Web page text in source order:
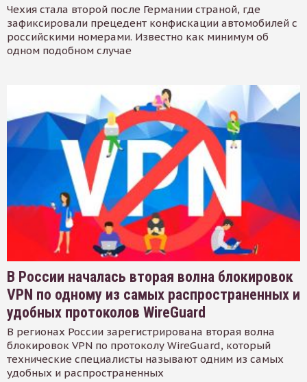
Чехия стала второй после Германии страной, где
зафиксировали прецедент конфискации автомобилей с
российскими номерами. Известно как минимум об
одном подобном случае
В России началась вторая волна блокировок
VPN по одному из самых распространенных и
удобных протоколов WireGuard
В регионах России зарегистрирована вторая волна
блокировок VPN по протоколу WireGuard, который
технические специалисты называют одним из самых
удобных и распространенных